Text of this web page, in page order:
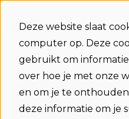
Deze website slaat
computer op. Deze
gebruikt om
over hoe je met onze
en om je te
deze informatie om je